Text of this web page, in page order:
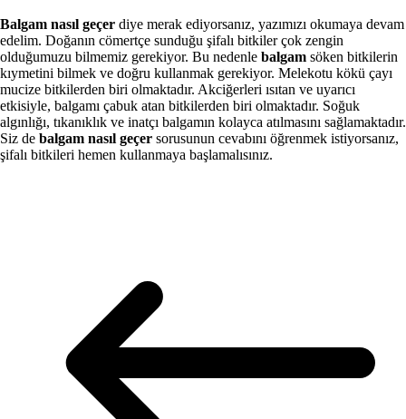
Balgam nasıl geçer diye merak ediyorsanız, yazımızı okumaya devam
edelim. Doğanın cömertçe sunduğu şifalı bitkiler çok zengin
olduğumuzu bilmemiz gerekiyor. Bu nedenle balgam söken bitkilerin
kıymetini bilmek ve doğru kullanmak gerekiyor. Melekotu kökü çayı
mucize bitkilerden biri olmaktadır. Akciğerleri ısıtan ve uyarıcı
etkisiyle, balgamı çabuk atan bitkilerden biri olmaktadır. Soğuk
algınlığı, tıkanıklık ve inatçı balgamın kolayca atılmasını sağlamaktadır.
Siz de balgam nasıl geçer sorusunun cevabını öğrenmek istiyorsanız,
şifalı bitkileri hemen kullanmaya başlamalısınız.